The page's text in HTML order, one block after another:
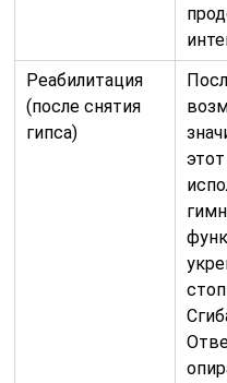
Реабилитация
(после снятия
гипса)